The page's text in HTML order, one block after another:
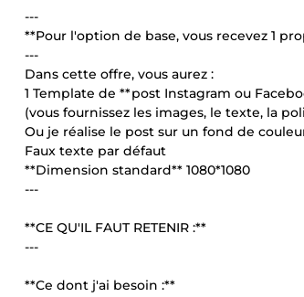
---
**Pour l'option de base, vous recevez 1
---
Dans cette offre, vous aurez :
1 Template de **post Instagram ou
(vous fournissez les images, le texte, la
Ou je réalise le post sur un fond de
Faux texte par défaut
**Dimension standard** 1080*1080
---
**CE QU'IL FAUT RETENIR :**
---
**Ce dont j'ai besoin :**